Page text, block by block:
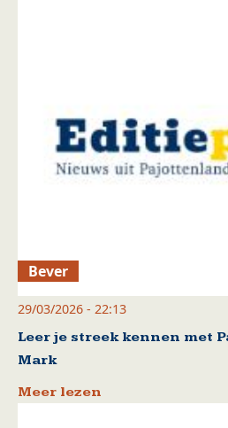
Bever
29/03/2026 - 22:13
Leer je streek kennen met
Mark
Meer lezen